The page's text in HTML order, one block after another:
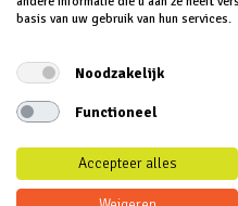
© 2018 Dekker groep BV | Alle
Privacy|Algemene Voorwaarden
basis van uw gebruik van hun services.
Noodzakelijk
Functioneel
Accepteer alles